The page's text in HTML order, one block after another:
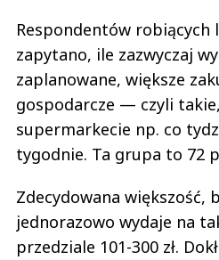
Respondentów robiących
zapytano, ile zazwyczaj
zaplanowane, większe
gospodarcze — czyli
supermarkecie np. co
tygodnie. Ta grupa to 72
Zdecydowana większość,
jednorazowo wydaje na
przedziale 101-300 zł.